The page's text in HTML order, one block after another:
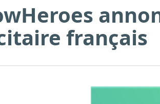
français